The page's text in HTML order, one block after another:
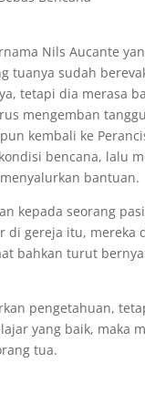
Nils Aucante
sudah
tetapi dia merasa
mengemban
kembali ke
bencana, lalu
bantuan.
kepada seorang
di gereja itu,
bahkan turut
pengetahuan,
yang baik, maka
tua.